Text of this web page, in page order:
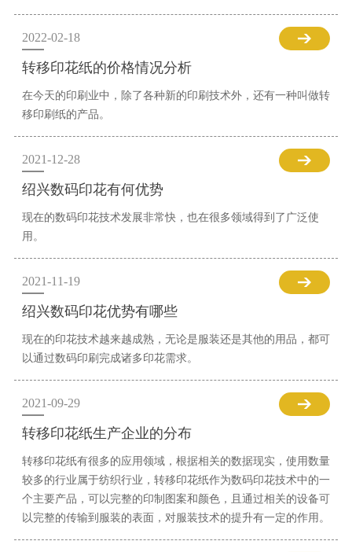
2022-02-18
转移印花纸的价格情况分析
在今天的印刷业中，除了各种新的印刷技术外，还有一种叫做转
移印刷纸的产品。
2021-12-28
绍兴数码印花有何优势
现在的数码印花技术发展非常快，也在很多领域得到了广泛使
用。
2021-11-19
绍兴数码印花优势有哪些
现在的印花技术越来越成熟，无论是服装还是其他的用品，都可
以通过数码印刷完成诸多印花需求。
2021-09-29
转移印花纸生产企业的分布
转移印花纸有很多的应用领域，根据相关的数据现实，使用数量
较多的行业属于纺织行业，转移印花纸作为数码印花技术中的一
个主要产品，可以完整的印制图案和颜色，且通过相关的设备可
以完整的传输到服装的表面，对服装技术的提升有一定的作用。